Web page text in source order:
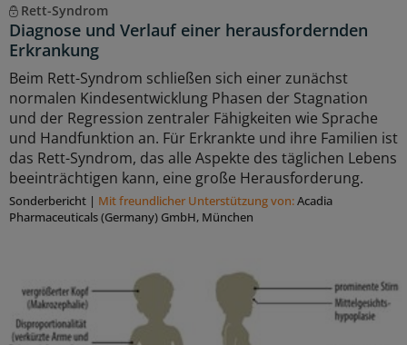
Rett-Syndrom
Diagnose und Verlauf einer herausfordernden
Erkrankung
Beim Rett-Syndrom schließen sich einer zunächst
normalen Kindesentwicklung Phasen der Stagnation
und der Regression zentraler Fähigkeiten wie Sprache
und Handfunktion an. Für Erkrankte und ihre Familien ist
das Rett-Syndrom, das alle Aspekte des täglichen Lebens
beeinträchtigen kann, eine große Herausforderung.
Sonderbericht | Mit freundlicher Unterstützung von:Acadia
Pharmaceuticals (Germany) GmbH, München